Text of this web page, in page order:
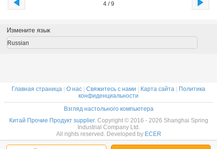
4 / 9
Измените язык
Russian
Главная страница О нас Свяжитесь с нами Карта сайта
Политика
конфиденциальности
Взгляд настольного компьютера
Китай Прочие Продукт supplier. Copyright © 2016 - 2026 Shanghai Spring
Industrial Company Ltd.
All rights reserved. Developed by ECER